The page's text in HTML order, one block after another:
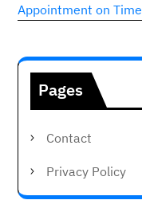
Appointment on Time
Pages
Contact
Privacy Policy